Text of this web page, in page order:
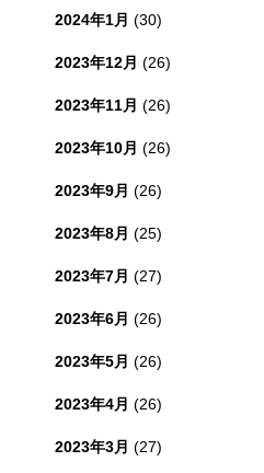
2024年1月 (30)
2023年12月 (26)
2023年11月 (26)
2023年10月 (26)
2023年9月 (26)
2023年8月 (25)
2023年7月 (27)
2023年6月 (26)
2023年5月 (26)
2023年4月 (26)
2023年3月 (27)